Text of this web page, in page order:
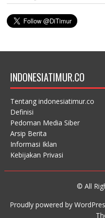
INDONESIATIMUR.CO
Tentang indonesiatimur.co
Definisi
Pedoman Media Siber
Arsip Berita
Informasi Iklan
Kebijakan Privasi
© All
Proudly powered by